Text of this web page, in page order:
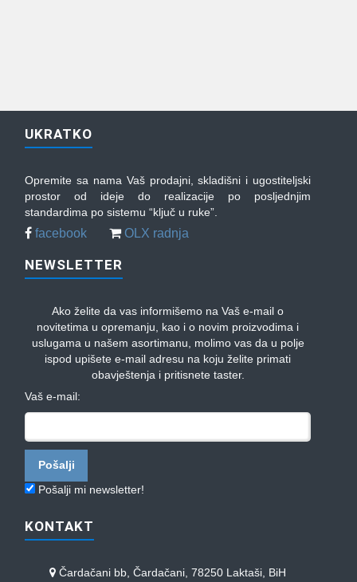
UKRATKO
Opremite sa nama Vaš prodajni, skladišni i ugostiteljski
prostor od ideje do realizacije po posljednjim
standardima po sistemu “ključ u ruke”.
facebook OLX radnja
NEWSLETTER
Ako želite da vas informišemo na Vaš e-mail o
novitetima u opremanju, kao i o novim proizvodima i
uslugama u našem asortimanu, molimo vas da u polje
ispod upišete e-mail adresu na koju želite primati
obavještenja i pritisnete taster.
Vaš e-mail:
Pošalji mi newsletter!
KONTAKT
Čardačani bb, Čardačani, 78250 Laktaši, BiH